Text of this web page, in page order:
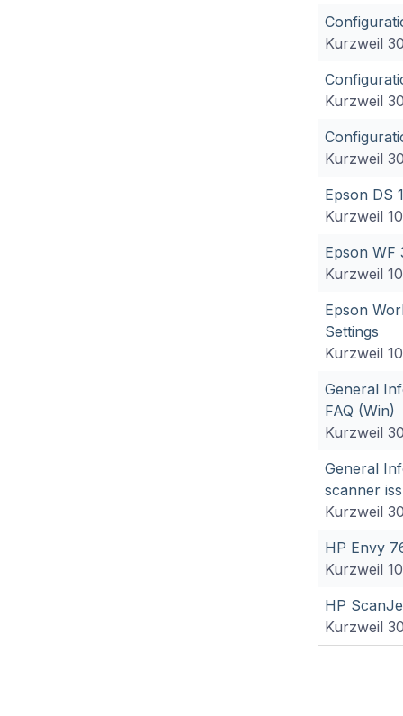
Kurzweil
Kurzweil
Kurzweil
Epson DS
Kurzweil
Epson WF
Kurzweil
Epson
Settings
Kurzweil
General
FAQ (Win)
Kurzweil
General
scanner
Kurzweil
HP Envy
Kurzweil
HP
Kurzweil